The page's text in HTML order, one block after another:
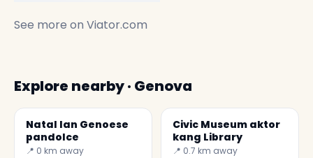
See more on Viator.com
Explore nearby · Genova
Natal lan Genoese
pandolce
📍 0 km away
Civic Museum aktor
kang Library
📍 0.7 km away